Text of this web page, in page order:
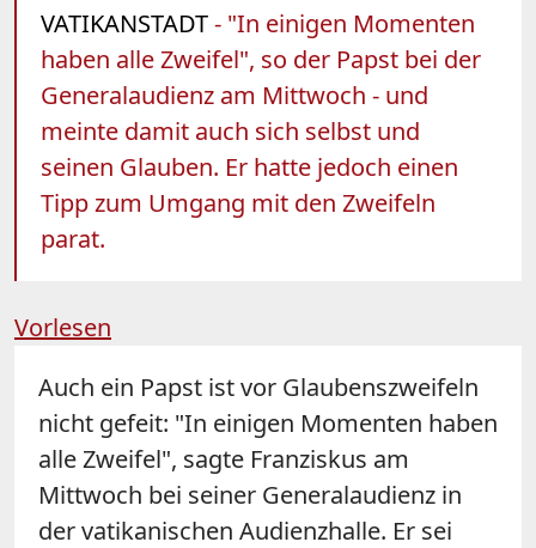
VATIKANSTADT- "In einigen Momenten
haben alle Zweifel", so der Papst bei der
Generalaudienz am Mittwoch - und
meinte damit auch sich selbst und
seinen Glauben. Er hatte jedoch einen
Tipp zum Umgang mit den Zweifeln
parat.
Vorlesen
Auch ein Papst ist vor Glaubenszweifeln
nicht gefeit: "In einigen Momenten haben
alle Zweifel", sagte Franziskus am
Mittwoch bei seiner Generalaudienz in
der vatikanischen Audienzhalle. Er sei